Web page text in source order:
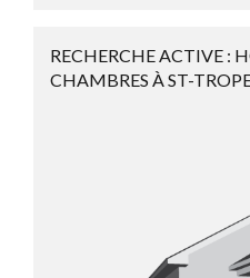
RECHERCHE ACTIVE :
CHAMBRES À ST-